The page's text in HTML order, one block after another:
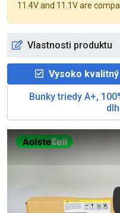
11.4V and 11.1V are
Vlastnosti produktu
Vysoko
Bunky triedy A+,